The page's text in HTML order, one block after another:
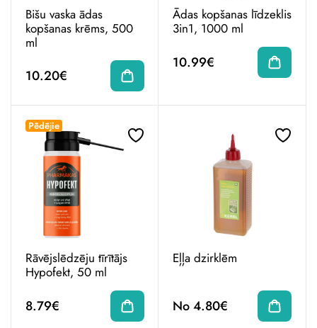
Bišu vaska ādas
kopšanas krēms, 500
ml
10.20€
Ādas kopšanas līdzeklis
3in1, 1000 ml
10.99€
Pēdējie
Rāvējslēdzēju tīrītājs
Hypofekt, 50 ml
8.79€
Eļļa dzirklēm
No 4.80€